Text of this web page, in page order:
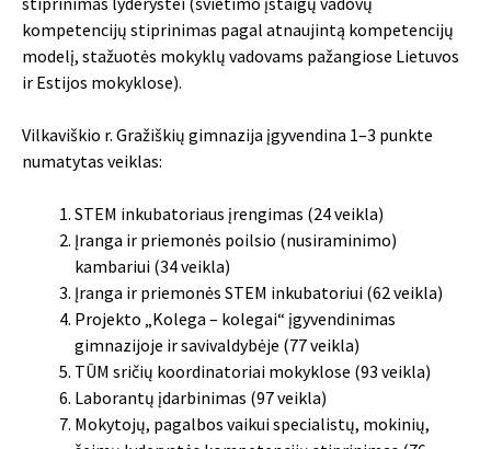
kompetencijų stiprinimas pagal atnaujintą kompetencijų
modelį, stažuotės mokyklų vadovams pažangiose Lietuvos
ir Estijos mokyklose).
Vilkaviškio r. Gražiškių gimnazija įgyvendina 1–3 punkte
numatytas veiklas:
STEM inkubatoriaus įrengimas (24 veikla)
Įranga ir priemonės poilsio (nusiraminimo)
kambariui (34 veikla)
Įranga ir priemonės STEM inkubatoriui (62 veikla)
Projekto „Kolega – kolegai“ įgyvendinimas
gimnazijoje ir savivaldybėje (77 veikla)
TŪM sričių koordinatoriai mokyklose (93 veikla)
Laborantų įdarbinimas (97 veikla)
Mokytojų, pagalbos vaikui specialistų, mokinių,